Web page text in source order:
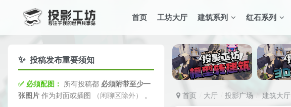
首页 工坊大厅 建筑系列 红石系列
✨ 投稿发布重要须知
✅ 必须配图： 所有投稿都 必须附带至少一
张图片 作为封面或插图 （闲聊区除外） 。
首页 大厅 投影广场 建筑大厅